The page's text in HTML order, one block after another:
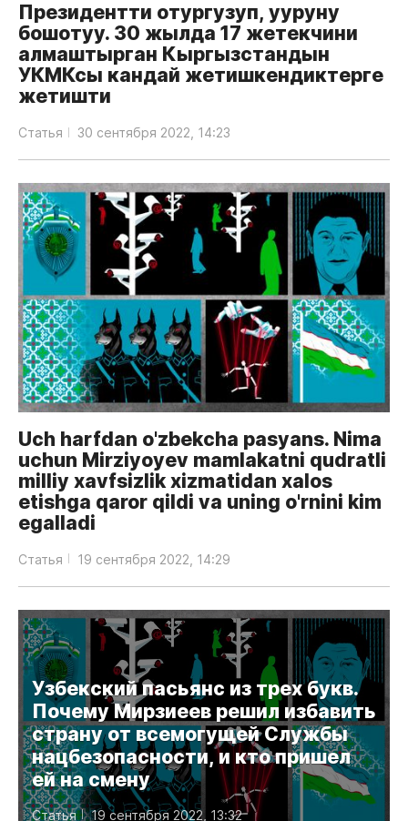
Президентти отургузуп, ууруну
бошотуу. 30 жылда 17 жетекчини
алмаштырган Кыргызстандын
УКМКсы кандай жетишкендиктерге
жетишти
Статья 30 сентября 2022, 14:23
Uch harfdan o'zbekcha pasyans. Nima
uchun Mirziyoyev mamlakatni qudratli
milliy xavfsizlik xizmatidan xalos
etishga qaror qildi va uning o'rnini kim
egalladi
Статья 19 сентября 2022, 14:29
Узбекский пасьянс из трех букв.
Почему Мирзиеев решил избавить
страну от всемогущей Службы
нацбезопасности, и кто пришел
ей на смену
Статья 19 сентября 2022, 13:32